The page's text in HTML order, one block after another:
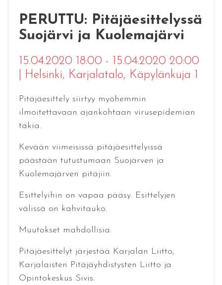
PERUTTU: Pitäjäesittelyssä
Suojärvi ja Kuolemajärvi
15.04.2020 18:00 - 15.04.2020 20:00
Helsinki, Karjalatalo, Käpylänkuja 1
Pitäjäesittely siirtyy myöhemmin
ilmoitettavaan ajankohtaan virusepidemian
takia.
Kevään viimeisissä pitäjäesittelyissä
päästään tutustumaan Suojärven ja
Kuolemajärven pitäjiin.
Esittelyihin on vapaa pääsy. Esittelyjen
välissä on kahvitauko.
Muutokset mahdollisia.
Pitäjäesittelyt järjestää Karjalan Liitto,
Karjalaisten Pitäjäyhdistysten Liitto ja
Opintokeskus Sivis.